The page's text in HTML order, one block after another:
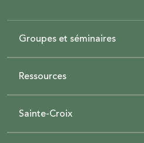
Groupes et séminaires
Ressources
Sainte-Croix